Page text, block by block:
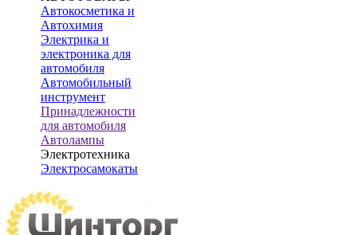
Автокосметика и
Автохимия
Электрика и
электроника для
автомобиля
Автомобильный
инструмент
Принадлежности
для автомобиля
Автолампы
Электротехника
Электросамокаты